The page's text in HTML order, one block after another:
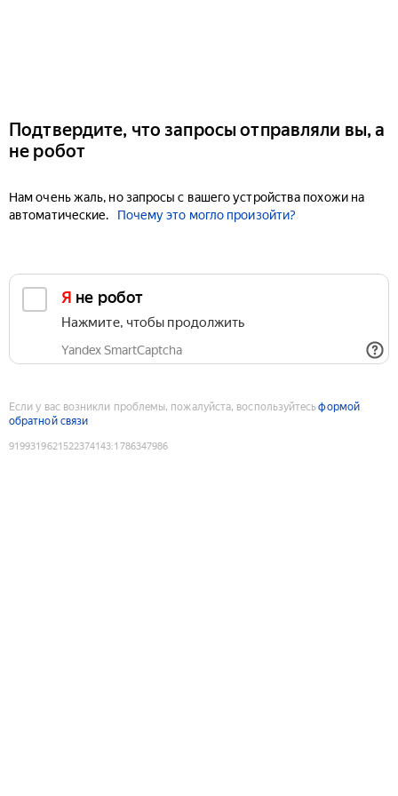
Подтвердите, что запросы отправляли вы, а
не робот
Нам очень жаль, но запросы с вашего устройства похожи на
автоматические.
Почему это могло произойти?
Я не робот
Нажмите, чтобы продолжить
Yandex SmartCaptcha
Если у вас возникли проблемы, пожалуйста, воспользуйтесьформой
обратной связи
9199319621522374143:1786347986